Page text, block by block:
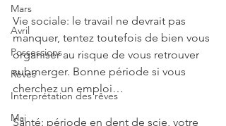
Mars
Avril
Possessions
Rêves
Interprétation des rêves
Mai
Vie sociale: le travail ne devrait pas
manquer, tentez toutefois de bien vous
organiser au risque de vous retrouver
submerger. Bonne période si vous
cherchez un emploi…
Santé: période en dent de scie, votre